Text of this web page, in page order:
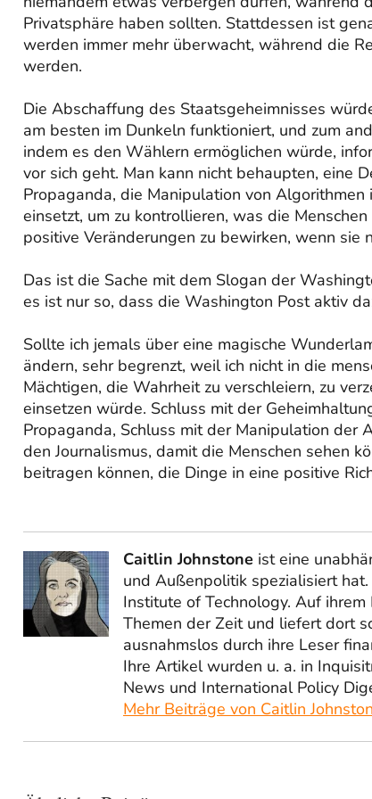
Privatsphäre haben sollten. Stattdessen ist
werden immer mehr überwacht, während die
werden.
Die Abschaffung des Staatsgeheimnisses
am besten im Dunkeln funktioniert, und zum
indem es den Wählern ermöglichen würde,
vor sich geht. Man kann nicht behaupten, eine
Propaganda, die Manipulation von
einsetzt, um zu kontrollieren, was die
positive Veränderungen zu bewirken, wenn sie
Das ist die Sache mit dem Slogan der
es ist nur so, dass die Washington Post aktiv
Sollte ich jemals über eine magische
ändern, sehr begrenzt, weil ich nicht in die
Mächtigen, die Wahrheit zu verschleiern, zu
einsetzen würde. Schluss mit der
Propaganda, Schluss mit der Manipulation der
den Journalismus, damit die Menschen sehen
beitragen können, die Dinge in eine positive
Caitlin Johnstone ist eine
und Außenpolitik spezialisiert
Institute of Technology. Auf
Themen der Zeit und liefert dort
ausnahmslos durch ihre Leser
Ihre Artikel wurden u. a. in
News und International Policy
Mehr Beiträge von Caitlin